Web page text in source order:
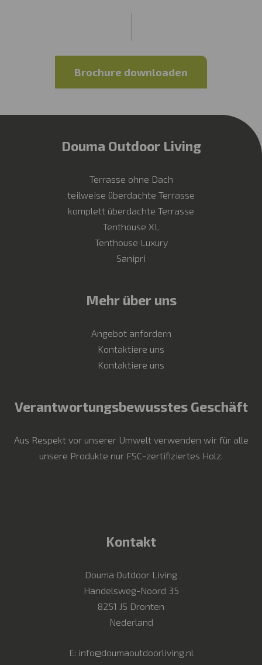
Brochure downloaden
Douma Outdoor Living
Terrasse ohne Dach
teilweise überdachte Terrasse
komplett überdachte Terrasse
Tenthouse XL
Tenthouse Luxury
Sanipri
Mehr über uns
Angebot anfordern
Kontaktiere uns
Kontaktiere uns
Verantwortungsbewusstes Geschäft
Aus Respekt vor unserer Umwelt verwenden wir für alle
unsere Produkte nur FSC-zertifiziertes Holz.
Kontakt
Douma Outdoor Living
Handelsweg-Noord 35
8251 JS Dronten
Nederland
E: info@doumaoutdoorliving.nl